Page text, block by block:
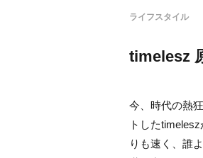
ライフスタイル
timelesz
今、時代の熱
トした
りも速く、誰